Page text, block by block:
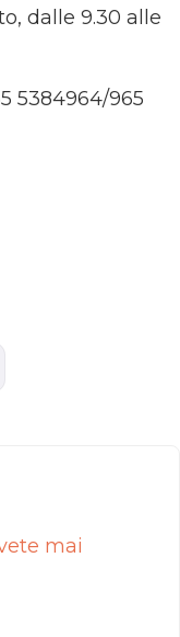
dalle 9.30 alle
5384964/965
mai